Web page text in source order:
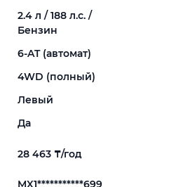
2.4 л / 188 л.с. /
Бензин
6-AT (автомат)
4WD (полный)
Левый
Да
28 463 ₸/год
MX1***********699